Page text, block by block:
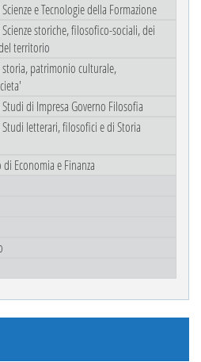
e Tecnologie della Formazione
storiche, filosofico-sociali, dei
territorio
patrimonio culturale,
di Impresa Governo Filosofia
letterari, filosofici e di Storia
Economia e Finanza